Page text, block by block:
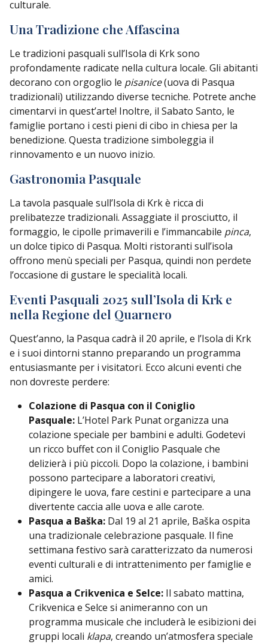
culturale.
Una Tradizione che Affascina
Le tradizioni pasquali sull’Isola di Krk sono
profondamente radicate nella cultura locale. Gli abitanti
decorano con orgoglio le pisanice(uova di Pasqua
tradizionali) utilizzando diverse tecniche. Potrete anche
cimentarvi in quest’arte! Inoltre, il Sabato Santo, le
famiglie portano i cesti pieni di cibo in chiesa per la
benedizione. Questa tradizione simboleggia il
rinnovamento e un nuovo inizio.
Gastronomia Pasquale
La tavola pasquale sull’Isola di Krk è ricca di
prelibatezze tradizionali. Assaggiate il prosciutto, il
formaggio, le cipolle primaverili e l’immancabile pinca,
un dolce tipico di Pasqua. Molti ristoranti sull’isola
offrono menù speciali per Pasqua, quindi non perdete
l’occasione di gustare le specialità locali.
Eventi Pasquali 2025 sull’Isola di Krk e
nella Regione del Quarnero
Quest’anno, la Pasqua cadrà il 20 aprile, e l’Isola di Krk
e i suoi dintorni stanno preparando un programma
entusiasmante per i visitatori. Ecco alcuni eventi che
non dovreste perdere:
Colazione di Pasqua con il Coniglio
Pasquale: L’Hotel Park Punat organizza una
colazione speciale per bambini e adulti. Godetevi
un ricco buffet con il Coniglio Pasquale che
delizierà i più piccoli. Dopo la colazione, i bambini
possono partecipare a laboratori creativi,
dipingere le uova, fare cestini e partecipare a una
divertente caccia alle uova e alle carote.
Pasqua a Baška: Dal 19 al 21 aprile, Baška ospita
una tradizionale celebrazione pasquale. Il fine
settimana festivo sarà caratterizzato da numerosi
eventi culturali e di intrattenimento per famiglie e
amici.
Pasqua a Crikvenica e Selce: Il sabato mattina,
Crikvenica e Selce si animeranno con un
programma musicale che includerà le esibizioni dei
gruppi locali klapa, creando un’atmosfera speciale